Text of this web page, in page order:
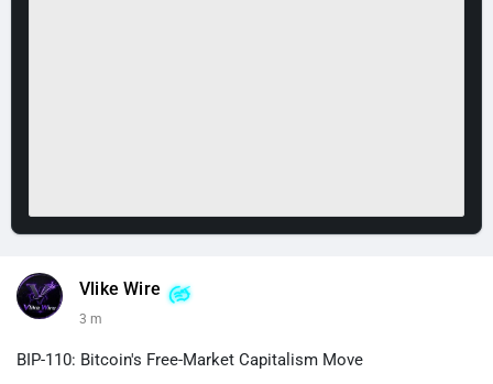
Vlike Wire
3 m
BIP-110: Bitcoin's Free-Market Capitalism Move